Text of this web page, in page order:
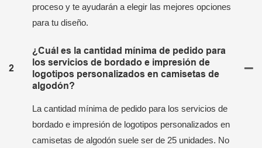
proceso y te ayudarán a elegir las mejores opciones
para tu diseño.
2
¿Cuál es la cantidad mínima de pedido para
los servicios de bordado e impresión de
logotipos personalizados en camisetas de
algodón?
La cantidad mínima de pedido para los servicios de
bordado e impresión de logotipos personalizados en
camisetas de algodón suele ser de 25 unidades. No